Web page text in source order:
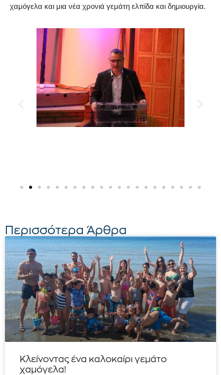
χαμόγελα και μια νέα χρονιά γεμάτη ελπίδα και δημιουργία.
Περισσότερα Άρθρα
Κλείνοντας ένα καλοκαίρι γεμάτο
χαμόγελα!